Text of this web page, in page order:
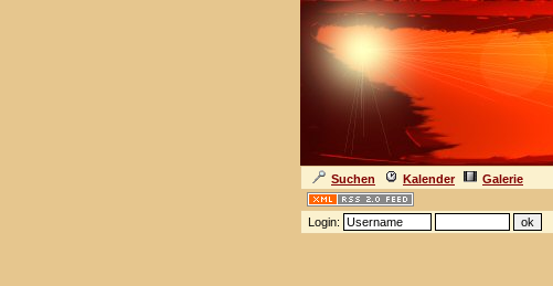
Suchen Kalender Galerie
Login: